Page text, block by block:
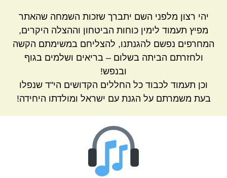
יהי רצון מלפני השם יתברך שזכות השמחה שהאתר
מפיץ תעמוד לימין כוחות הביטחון וההצלה היקרים,
המחרפים נפשם להגנתנו, להצליחם במשימתם הקשה
ולחזרתם הביתה בשלום – בריאים ושלמים בגוף
ובנפש!
וכן תעמוד לכבוד כל החללים הקדושים הי"ד שנפלו
בעת משמרתם על הגנת עם ישראל ומולדתו היחידה!